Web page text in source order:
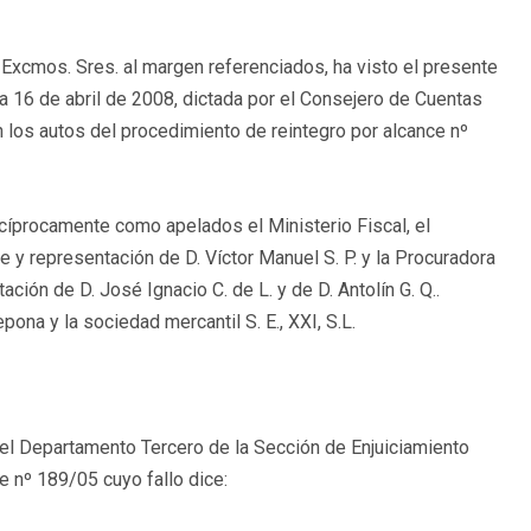
Sres. al margen referenciados, ha visto el presente
de abril de 2008, dictada por el Consejero de Cuentas
autos del procedimiento de reintegro por alcance nº
como apelados el Ministerio Fiscal, el
y representación de D. Víctor Manuel S. P. y la Procuradora
de D. José Ignacio C. de L. y de D. Antolín G. Q..
y la sociedad mercantil S. E., XXI, S.L.
Departamento Tercero de la Sección de Enjuiciamiento
nº 189/05 cuyo fallo dice: